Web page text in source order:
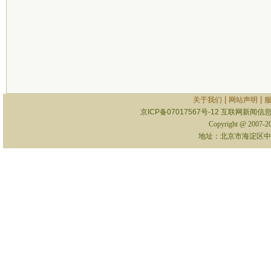
关于我们 网站声明
京ICP备07017567号-12 互联网新闻信
Copyright @ 2007-
地址：北京市海淀区